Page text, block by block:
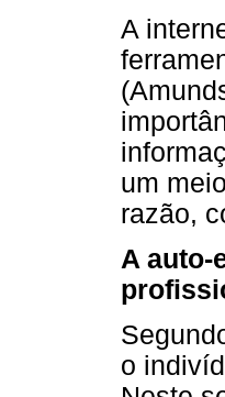
A
um
razão,
A auto-
o